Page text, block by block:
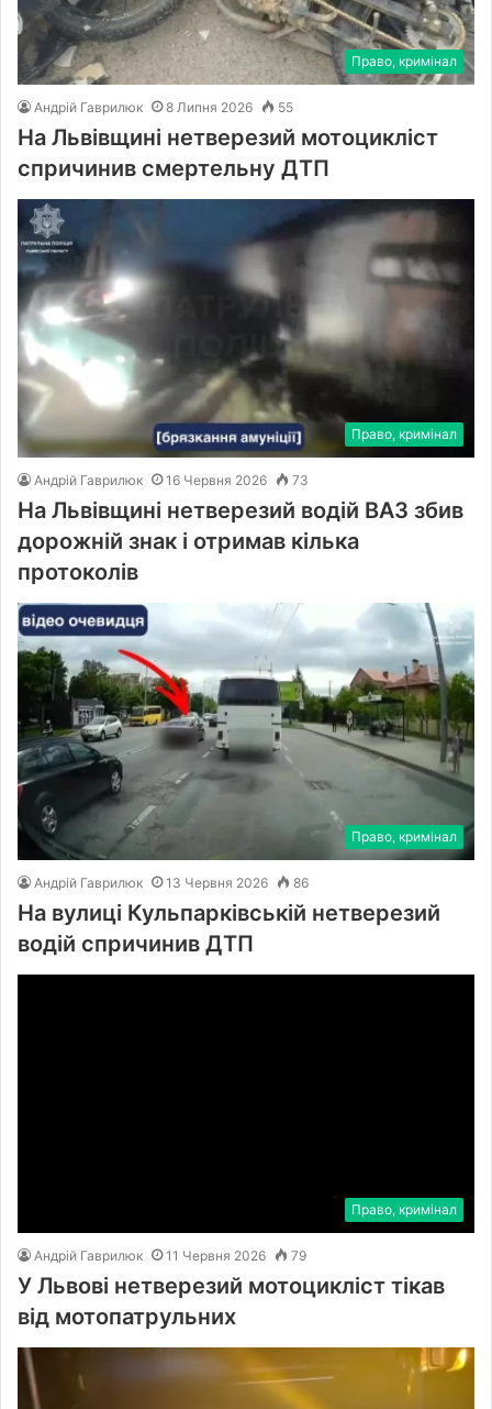
Право, кримінал
Андрій Гаврилюк 8 Липня 2026 55
На Львівщині нетверезий мотоцикліст
спричинив смертельну ДТП
Право, кримінал
Андрій Гаврилюк 16 Червня 2026 73
На Львівщині нетверезий водій ВАЗ збив
дорожній знак і отримав кілька
протоколів
Право, кримінал
Андрій Гаврилюк 13 Червня 2026 86
На вулиці Кульпарківській нетверезий
водій спричинив ДТП
Право, кримінал
Андрій Гаврилюк 11 Червня 2026 79
У Львові нетверезий мотоцикліст тікав
від мотопатрульних